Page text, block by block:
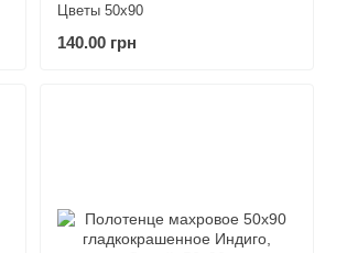
Цветы 50х90
140.00 грн